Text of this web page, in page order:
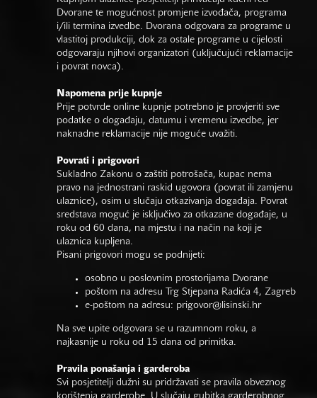
Dvorane te mogućnost promjene izvođača, programa
i/ili termina izvedbe. Dvorana odgovara za programe u
vlastitoj produkciji, dok za ostale programe u cijelosti
odgovaraju njihovi organizatori (uključujući reklamacije
i povrat novca).
Napomena prije kupnje
Prije potvrde online kupnje potrebno je provjeriti sve
podatke o događaju, datumu i vremenu izvedbe, jer
naknadne reklamacije nije moguće uvažiti.
Povrati i prigovori
Sukladno Zakonu o zaštiti potrošača, kupac nema
pravo na jednostrani raskid ugovora (povrat ili zamjenu
ulaznice), osim u slučaju otkazivanja događaja. Povrat
sredstava moguć je isključivo za otkazane događaje, u
roku od 60 dana, na mjestu i na način na koji je
ulaznica kupljena.
Pisani prigovori mogu se podnijeti:
osobno u poslovnim prostorijama Dvorane
poštom na adresu Trg Stjepana Radića 4, Zagreb
e-poštom na adresu: prigovor@lisinski.hr
Na sve upite odgovara se u razumnom roku, a
najkasnije u roku od 15 dana od primitka.
Pravila ponašanja i garderoba
Svi posjetitelji dužni su pridržavati se pravila obveznog